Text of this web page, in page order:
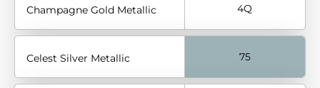
Champagne Gold Metallic 4Q
Celest Silver Metallic 75